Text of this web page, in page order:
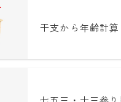
干支から年齢計算